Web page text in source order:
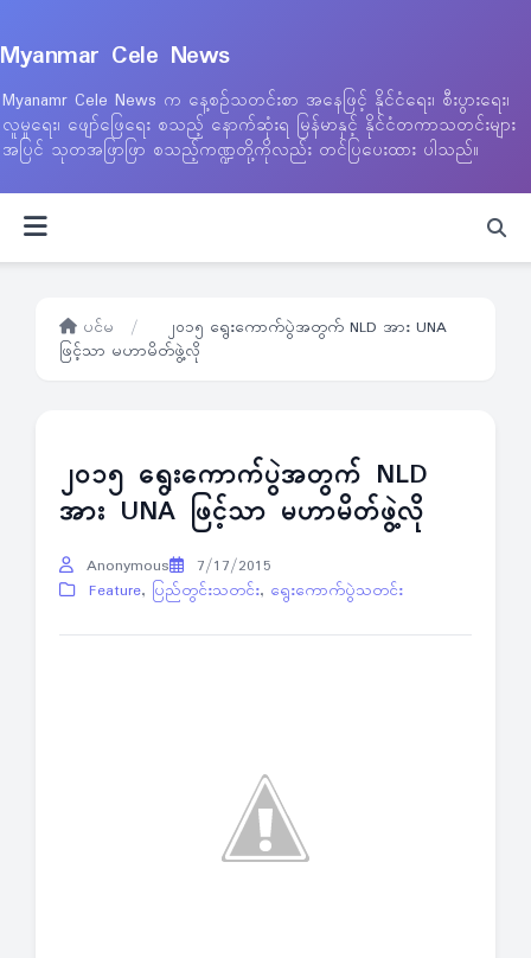
Myanmar Cele News
Myanamr Cele News က နေ့စဉ်သတင်းစာ အနေဖြင့် နိုင်ငံရေး၊ စီးပွားရေး၊
လူမှုရေး၊ ဖျော်ဖြေရေး စသည့် နောက်ဆုံးရ မြန်မာနှင့် နိုင်ငံတကာသတင်းများ
အပြင် သုတအဖြာဖြာ စသည့်ကဏ္ဍတို့ကိုလည်း တင်ပြပေးထား ပါသည်။
ပင်မ /
၂၀၁၅ ရွေးကောက်ပွဲအတွက် NLD အား UNA
ဖြင့်သာ မဟာမိတ်ဖွဲ့လို
၂၀၁၅ ရွေးကောက်ပွဲအတွက် NLD
အား UNA ဖြင့်သာ မဟာမိတ်ဖွဲ့လို
Anonymous
7/17/2015
Feature, ပြည်တွင်းသတင်း, ရွေးကောက်ပွဲသတင်း